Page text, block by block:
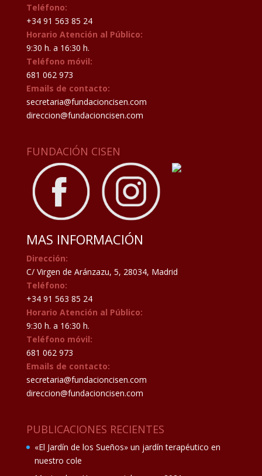
Teléfono:
+34 91 563 85 24
Horario Atención al Público:
9:30 h. a 16:30 h.
Teléfono móvil:
681 062 973
Emails de contacto:
secretaria@fundacioncisen.com
direccion@fundacioncisen.com
FUNDACIÓN CISEN
MAS INFORMACIÓN
Dirección:
C/ Virgen de Aránzazu, 5, 28034, Madrid
Teléfono:
+34 91 563 85 24
Horario Atención al Público:
9:30 h. a 16:30 h.
Teléfono móvil:
681 062 973
Emails de contacto:
secretaria@fundacioncisen.com
direccion@fundacioncisen.com
PUBLICACIONES RECIENTES
«El Jardín de los Sueños» un jardín terapéutico en
nuestro cole